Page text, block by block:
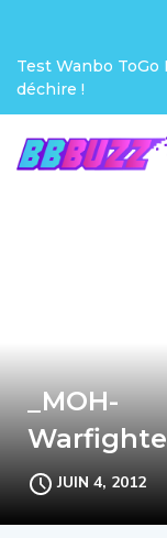
Test Wanbo
déchire !
_MOH-
JUIN 4, 2012